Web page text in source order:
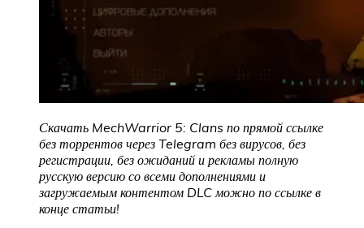
Скачать MechWarrior 5: Clans по прямой ссылке
без торрентов через Telegram без вирусов, без
регистрации, без ожиданий и рекламы полную
русскую версию со всеми дополнениями и
загружаемым контентом DLC можно по ссылке в
конце статьи!